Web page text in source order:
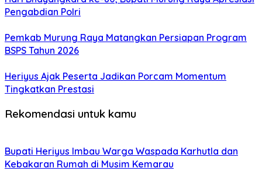
Bupati Heriyus Imbau Warga Waspada Karhutla dan
Kebakaran Rumah di Musim Kemarau
PURUK CAHU, Bangunkalteng.id – Bupati Murung Raya,
Heriyus, mengimbau seluruh masyarakat agar
Murung Raya
dalam rangka memeriahkan Hari Ulang Tahun (HUT) ke-
24 Kabupaten…